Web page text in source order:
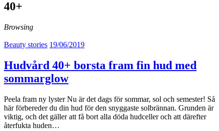
40+
Browsing
Beauty stories 19/06/2019
Hudvård 40+ borsta fram fin hud med
sommarglow
Peela fram ny lyster Nu är det dags för sommar, sol och semester! Så
här förbereder du din hud för den snyggaste solbrännan. Grunden är
viktig, och det gäller att få bort alla döda hudceller och att därefter
återfukta huden…